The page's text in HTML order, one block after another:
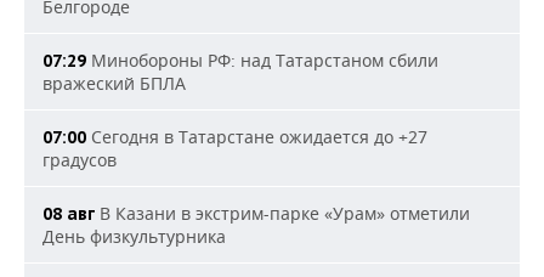
Белгороде
07:29 Минобороны РФ: над Татарстаном сбили
вражеский БПЛА
07:00 Сегодня в Татарстане ожидается до +27
градусов
08 авг В Казани в экстрим-парке «Урам» отметили
День физкультурника